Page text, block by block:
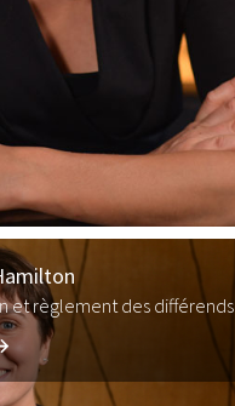
et règlement des différends